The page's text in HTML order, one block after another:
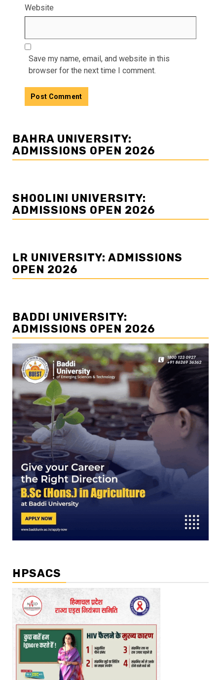
Website
Save my name, email, and website in this
browser for the next time I comment.
BAHRA UNIVERSITY:
ADMISSIONS OPEN 2026
SHOOLINI UNIVERSITY:
ADMISSIONS OPEN 2026
LR UNIVERSITY: ADMISSIONS
OPEN 2026
BADDI UNIVERSITY:
ADMISSIONS OPEN 2026
HPSACS